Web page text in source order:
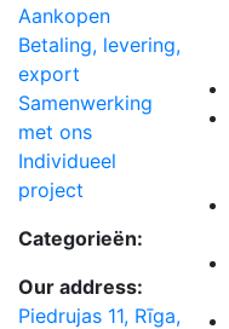
Aankopen
Betaling, levering,
export
Samenwerking
met ons
Individueel
project
Categorieën:
Our address:
Piedrujas 11, Rīga,